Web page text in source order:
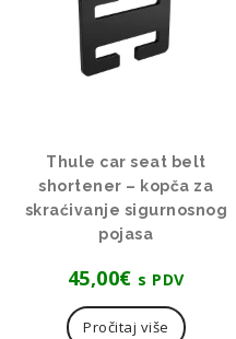
Thule car seat belt
shortener – kopča za
skraćivanje sigurnosnog
pojasa
45,00€ s PDV
Pročitaj više